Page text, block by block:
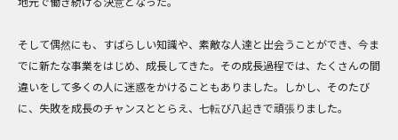
地元で働き続ける決意となった。
そして偶然にも、すばらしい知識や、素敵な人達と出会うことができ、今ま
でに新たな事業をはじめ、成長してきた。その成長過程では、たくさんの間
違いをして多くの人に迷惑をかけることもありました。しかし、そのたび
に、失敗を成長のチャンスととらえ、七転び八起きで頑張りました。